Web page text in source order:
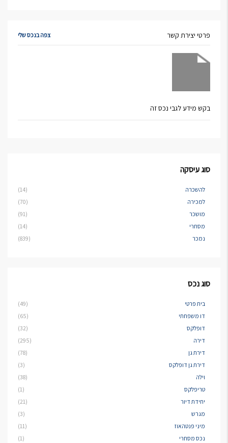
פרטי יצירת קשר צפה בנכס שלי
בקש מידע לגבי נכס זה
סוג עיסקה
להשכרה
(14)
למכירה
(70)
מושכר
(91)
מסחרי
(14)
נמכר
(839)
סוג נכס
בית פרטי
(49)
דו משפחתי
(65)
דופלקס
(32)
דירה
(295)
דירת גן
(78)
דירת גן דופלקס
(3)
וילה
(38)
טריפלקס
(1)
יחידת דיור
(21)
מגרש
(3)
מיני פנטהאוז
(11)
נכס מסחרי
(1)